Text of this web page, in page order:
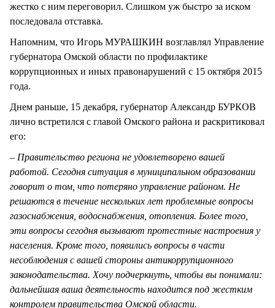
жестко с ним переговорил. Слишком уж быстро за иском
последовала отставка.
Напомним, что Игорь МУРАШКИН возглавлял Управление
губернатора Омской области по профилактике
коррупционных и иных правонарушений с 15 октября 2015
года.
Днем раньше, 15 декабря, губернатор Александр БУРКОВ
лично встретился с главой Омского района и раскритиковал
его:
– Правительство региона не удовлетворено вашей
работой. Сегодня ситуация в муниципальном образовании
говорит о том, что потеряно управление районом. Не
решаются в течение нескольких лет проблемные вопросы
газоснабжения, водоснабжения, отопления. Более того,
эти вопросы сегодня вызывают протестные настроения у
населения. Кроме того, появились вопросы в части
несоблюдения с вашей стороны антикоррупционного
законодательства. Хочу подчеркнуть, чтобы вы понимали:
дальнейшая ваша деятельность находится под жестким
контролем правительства Омской области.